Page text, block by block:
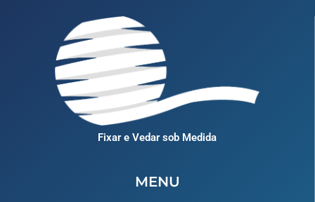
Fixar e Vedar sob Medida
MENU